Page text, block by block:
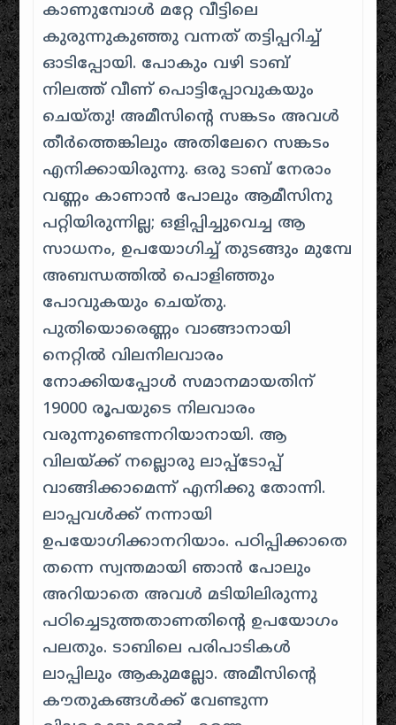
കാണുമ്പോൾ മറ്റേ വീട്ടിലെ
കുരുന്നുകുഞ്ഞു വന്നത് തട്ടിപ്പറിച്ച്
ഓടിപ്പോയി. പോകും വഴി ടാബ്
നിലത്ത് വീണ് പൊട്ടിപ്പോവുകയും
ചെയ്തു! അമീസിന്റെ സങ്കടം അവൾ
തീർത്തെങ്കിലും അതിലേറെ സങ്കടം
എനിക്കായിരുന്നു. ഒരു ടാബ് നേരാം
വണ്ണം കാണാൻ പോലും ആമീസിനു
പറ്റിയിരുന്നില്ല; ഒളിപ്പിച്ചുവെച്ച ആ
സാധനം, ഉപയോഗിച്ച് തുടങ്ങും മുമ്പേ
അബന്ധത്തിൽ പൊളിഞ്ഞും
പോവുകയും ചെയ്തു.
പുതിയൊരെണ്ണം വാങ്ങാനായി
നെറ്റിൽ വിലനിലവാരം
നോക്കിയപ്പോൾ സമാനമായതിന്
19000 രൂപയുടെ നിലവാരം
വരുന്നുണ്ടെന്നറിയാനായി. ആ
വിലയ്ക്ക് നല്ലൊരു ലാപ്പ്ടോപ്പ്
വാങ്ങിക്കാമെന്ന് എനിക്കു തോന്നി.
ലാപ്പവൾക്ക് നന്നായി
ഉപയോഗിക്കാനറിയാം. പഠിപ്പിക്കാതെ
തന്നെ സ്വന്തമായി ഞാൻ പോലും
അറിയാതെ അവൾ മടിയിലിരുന്നു
പഠിച്ചെടുത്തതാണതിന്റെ ഉപയോഗം
പലതും. ടാബിലെ പരിപാടികൾ
ലാപ്പിലും ആകുമല്ലോ. അമീസിന്റെ
കൗതുകങ്ങൾക്ക് വേണ്ടുന്ന